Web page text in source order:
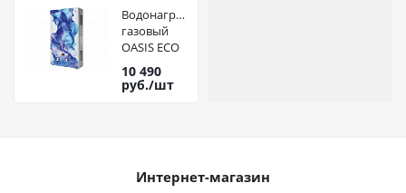
Водонагреватель
газовый
OASIS ECO
D-20 кВт (Д)
10 490
руб./шт
Интернет-магазин